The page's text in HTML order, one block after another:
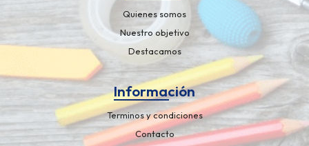
Quienes somos
Nuestro objetivo
Destacamos
Información
Terminos y condiciones
Contacto